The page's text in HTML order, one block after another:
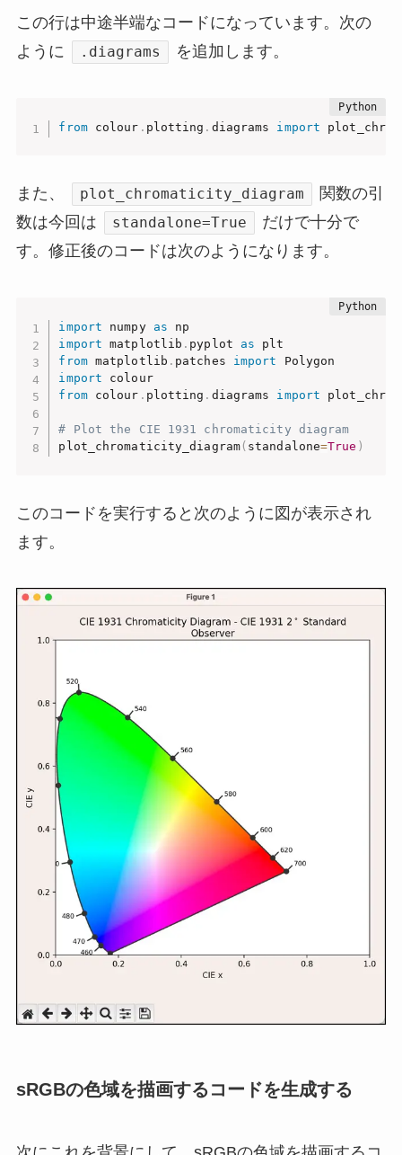
この行は中途半端なコードになっています。次の
ように
.diagrams を追加します。
from colour . plotting . diagrams import
また、 plot_chromaticity_diagram
関数の引
数は今回は
standalone=True
だけで十分で
す。修正後のコードは次のようになります。
import numpy as
import matplotlib . pyplot as
from matplotlib . patches import
import
colour
from colour . plotting . diagrams import
# Plot the CIE 1931 chromaticity diagram
plot_chromaticity_diagram( standalone=True )
このコードを実行すると次のように図が表示され
ます。
sRGBの色域を描画するコードを生成する